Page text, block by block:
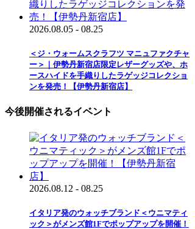
2026.08.05 - 08.25
＜ジ・ウォームスクラフツ マニュファクチャ
ー＞｜伊勢丹新宿店限定レザーグッズや、ホ
ースハイドを手織りしたラゲッジコレクショ
ンを発売！【伊勢丹新宿店】
今後開催されるイベント
2026.08.12 - 08.25
イタリア発のウォッチブランド＜ウニマティ
ック＞がメンズ館1Fでポップアップを開催！